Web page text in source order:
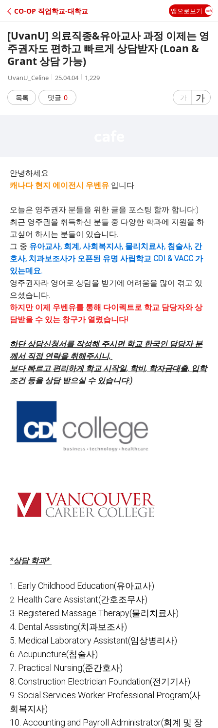
C
A
CO-OP 직업학교-대학교 앱으로보기
[UvanU] 의료직종&유아교사 과정 이제는 영
주권자도 편하고 빠르게 상담받자 (Loan &
Grant 상담 가능)
작
자
UvanU_Celine
작
시
간
25.04.04
조
1,229
목록 댓글 0
글
가
글
자
가
안녕하세요
캐나다 현지 에이전시 우벤유 입니다.
오늘은 영주권자 분들을 위한 글을 포스팅 할까 합니다:)
최근 영주권을 취득하신 분들 중 다양한 학과에 지원을 하
고싶어 하시는 분들이 있습니다.
그 중 유아교사, 회계, 사회복지사, 물리치료사, 침술사, 간
호사, 치과보조사가 오픈된 유명 사립학교 CDI & VACC 가
있는데요.
영주권자라 영어로 상담을 받기에 어려움을 많이 겪고 있
으셨습니다.
하지만 이제 우벤유를 통해 다이렉트로 학교 담당자와 상
담받을 수 있는 창구가 열렸습니다!
하단 상담신청서를 작성해 주시면 학교 한국인 담당자 분
께서 직접 연락을 취해주시니,
보다 빠르고 편리하게 학교 시작일, 학비, 학자금대출, 입학
조건 등을 상담 받으실 수 있습니다:)
*상담 학과*
1. Early Childhood Education(유아교사)
2. Health Care Assistant(간호조무사)
3. Registered Massage Therapy(물리치료사)
4. Dental Assisting(치과보조사)
5. Medical Laboratory Assistant(임상병리사)
6. Acupuncture(침술사)
7. Practical Nursing(준간호사)
8. Construction Electrician Foundation(전기기사)
9. Social Services Worker Professional Program(사
회복지사)
10. Accounting and Payroll Administrator(회계 및 장